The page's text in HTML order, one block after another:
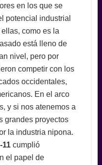
en los que se
potencial industrial
como es la
está lleno de
nivel, pero por
competir con los
occidentales,
En el arco
y si nos atenemos a
grandes proyectos
la industria nipona.
11cumplió
el papel de